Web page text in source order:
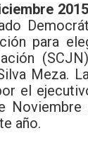
para
Meza.
el
año.